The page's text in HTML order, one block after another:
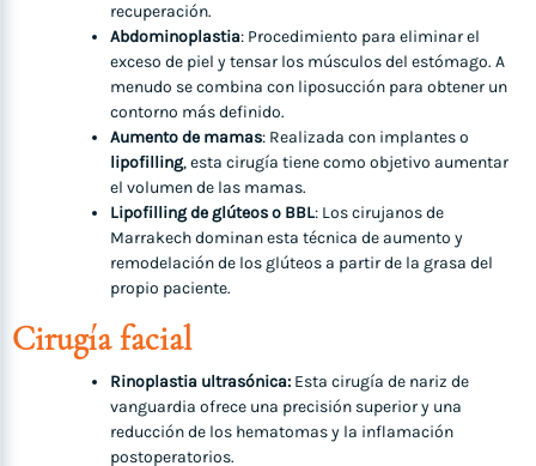
recuperación.
Abdominoplastia: Procedimiento para eliminar el
exceso de piel y tensar los músculos del estómago. A
menudo se combina con liposucción para obtener un
contorno más definido.
Aumento de mamas: Realizada con implantes o
lipofilling, esta cirugía tiene como objetivo aumentar
el volumen de las mamas.
Lipofilling de glúteos o BBL: Los cirujanos de
Marrakech dominan esta técnica de aumento y
remodelación de los glúteos a partir de la grasa del
propio paciente.
Cirugía facial
Rinoplastia ultrasónica: Esta cirugía de nariz de
vanguardia ofrece una precisión superior y una
reducción de los hematomas y la inflamación
postoperatorios.